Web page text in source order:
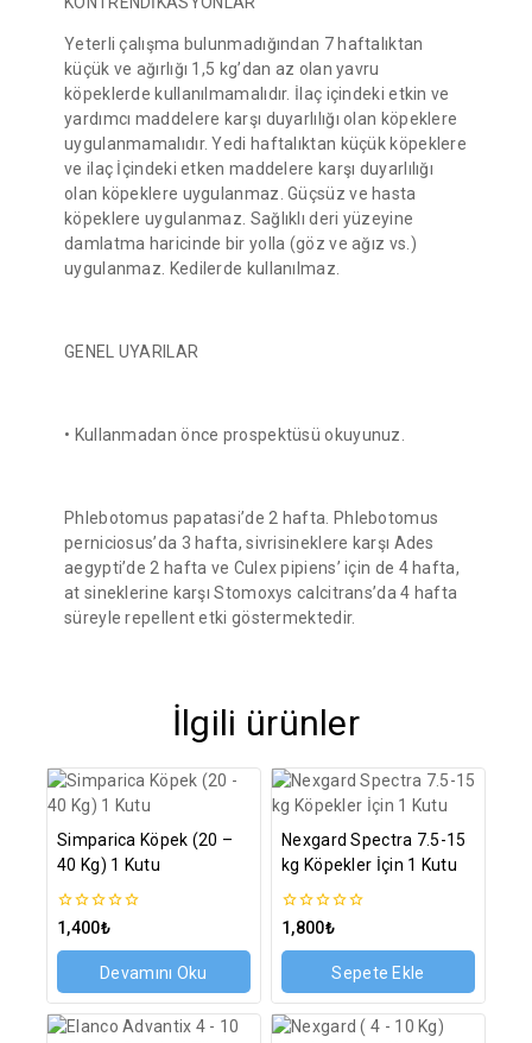
Yeterli çalışma bulunmadığından 7 haftalıktan
küçük ve ağırlığı 1,5 kg’dan az olan yavru
köpeklerde kullanılmamalıdır. İlaç içindeki etkin ve
yardımcı maddelere karşı duyarlılığı olan köpeklere
uygulanmamalıdır. Yedi haftalıktan küçük köpeklere
ve ilaç İçindeki etken maddelere karşı duyarlılığı
olan köpeklere uygulanmaz. Güçsüz ve hasta
köpeklere uygulanmaz. Sağlıklı deri yüzeyine
damlatma haricinde bir yolla (göz ve ağız vs.)
uygulanmaz. Kedilerde kullanılmaz.
GENEL UYARILAR
• Kullanmadan önce prospektüsü okuyunuz.
Phlebotomus papatasi’de 2 hafta. Phlebotomus
perniciosus’da 3 hafta, sivrisineklere karşı Ades
aegypti’de 2 hafta ve Culex pipiens’ için de 4 hafta,
at sineklerine karşı Stomoxys calcitrans’da 4 hafta
süreyle repellent etki göstermektedir.
İlgili ürünler
Simparica Köpek (20 –
40 Kg) 1 Kutu
0
üzerinden
1,400₺
Devamını Oku
Nexgard Spectra 7.5-15
kg Köpekler İçin 1 Kutu
0
üzerinden
1,800₺
Sepete Ekle